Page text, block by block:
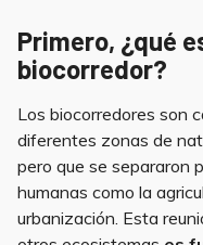
Primero, ¿qué
biocorredor?
Los biocorredores son
diferentes zonas de
pero que se separaron
humanas como la
urbanización. Esta